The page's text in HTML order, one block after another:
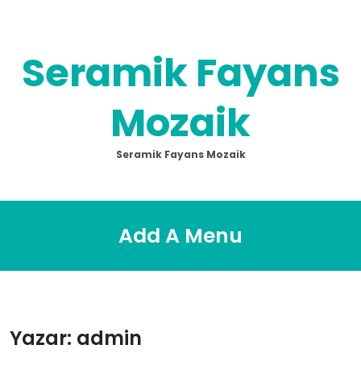
Seramik Fayans
Mozaik
Seramik Fayans Mozaik
Add A Menu
Yazar: admin